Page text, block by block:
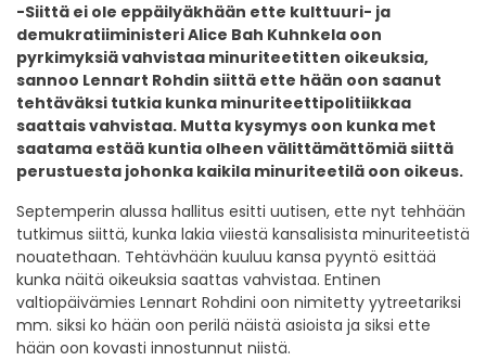
-Siittä ei ole eppäilyäkhään ette kulttuuri- ja
demukratiiministeri Alice Bah Kuhnkela oon
pyrkimyksiä vahvistaa minuriteetitten oikeuksia,
sannoo Lennart Rohdin siittä ette hään oon saanut
tehtäväksi tutkia kunka minuriteettipolitiikkaa
saattais vahvistaa. Mutta kysymys oon kunka met
saatama estää kuntia olheen välittämättömiä siittä
perustuesta johonka kaikila minuriteetilä oon oikeus.
Septemperin alussa hallitus esitti uutisen, ette nyt tehhään
tutkimus siittä, kunka lakia viiestä kansalisista minuriteetistä
nouatethaan. Tehtävhään kuuluu kansa pyyntö esittää
kunka näitä oikeuksia saattas vahvistaa. Entinen
valtiopäivämies Lennart Rohdini oon nimitetty yytreetariksi
mm. siksi ko hään oon perilä näistä asioista ja siksi ette
hään oon kovasti innostunnut niistä.